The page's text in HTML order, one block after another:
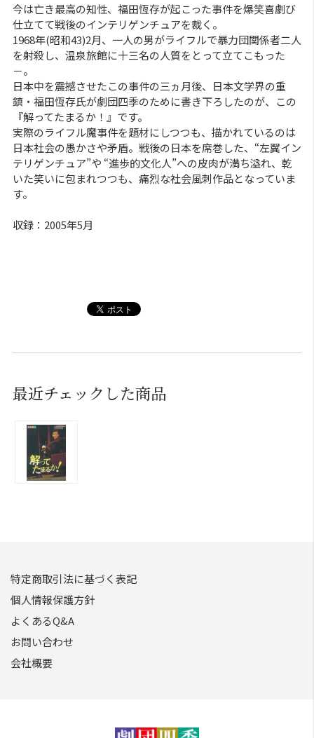
今は亡き最高の知性、福田恆存が起こった事件を爆笑喜劇び
仕立てて戦後のインテリゲンチュアを裁く。
1968年(昭和43)2月、一人の男がライフルで暴力団関係者二人
を射殺し、温泉旅館に十三名の人質をとって立てこもった
－。
日本中を震撼させたこの事件の三ヵ月後、日本文学界の重
鎮・福田恆存氏が劇団四季のために書き下ろしたのが、この
『解ってたまるか！』です。
実際のライフル魔事件を題材にしつつも、描かれているのは
日本社会の愚かさや矛盾。戦後の日本を席巻した、“左翼イン
テリゲンチュア”や “進歩的文化人”への皮肉が満ち溢れ、乾
いた笑いに包まれつつも、痛烈な社会風刺作品となっていま
す。
収録：2005年5月
最近チェックした商品
特定商取引法に基づく表記
個人情報保護方針
よくあるQ&A
お問い合わせ
会社概要